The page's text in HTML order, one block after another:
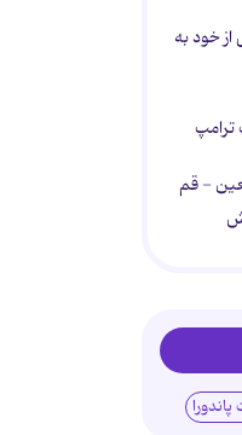
از خود به
ترامپ
- قم
پاندورا